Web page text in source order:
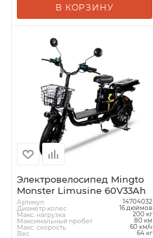
В КОРЗИНУ
Электровелосипед Mingto
Monster Limusine 60V33Ah
Артикул 14704032
Диаметр колес 16 дюймов
Макс. нагрузка 200 кг
Максимальный пробег 80 км
Макс. скорость 60 км/ч
Вес 64 кг